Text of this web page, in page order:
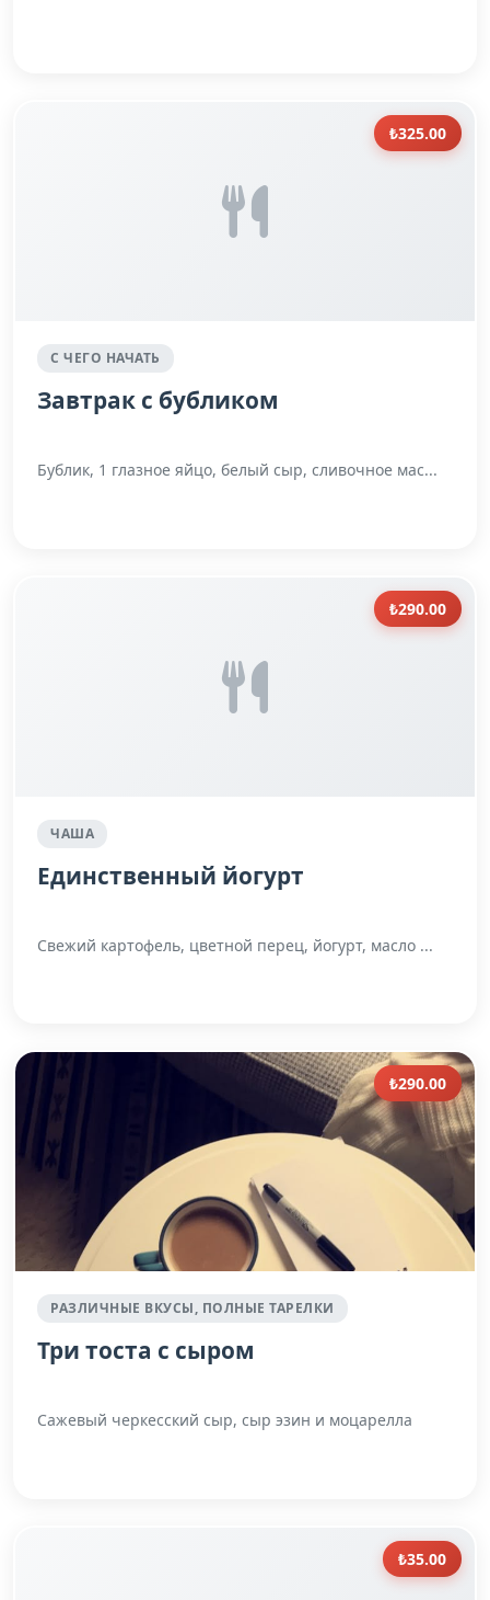
₺325.00
С ЧЕГО НАЧАТЬ
Завтрак с бубликом
Бублик, 1 глазное яйцо, белый сыр, сливочное мас...
₺290.00
ЧАША
Единственный йогурт
Свежий картофель, цветной перец, йогурт, масло ...
₺290.00
РАЗЛИЧНЫЕ ВКУСЫ, ПОЛНЫЕ ТАРЕЛКИ
Три тоста с сыром
Сажевый черкесский сыр, сыр эзин и моцарелла
₺35.00